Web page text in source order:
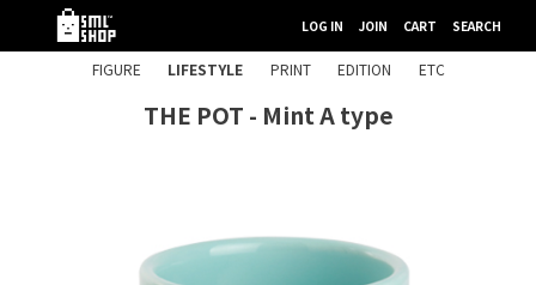
LOG IN JOIN CART SEARCH
FIGURE LIFESTYLE PRINT EDITION ETC
THE POT - Mint A type